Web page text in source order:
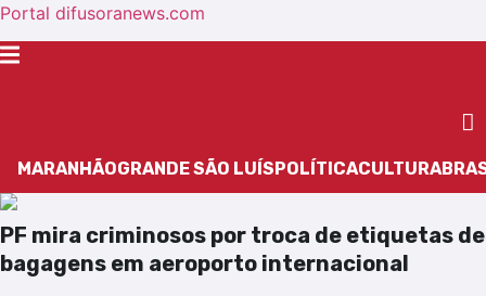
Portal difusoranews.com
MARANHÃOGRANDE SÃO LUÍS POLÍTICACULTURA
PF mira criminosos por troca de etiquetas de
bagagens em aeroporto internacional